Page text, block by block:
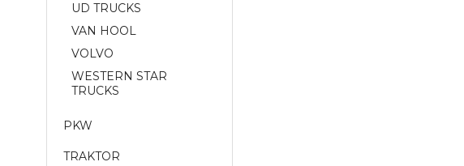
UD TRUCKS
VAN HOOL
VOLVO
WESTERN STAR
TRUCKS
PKW
TRAKTOR